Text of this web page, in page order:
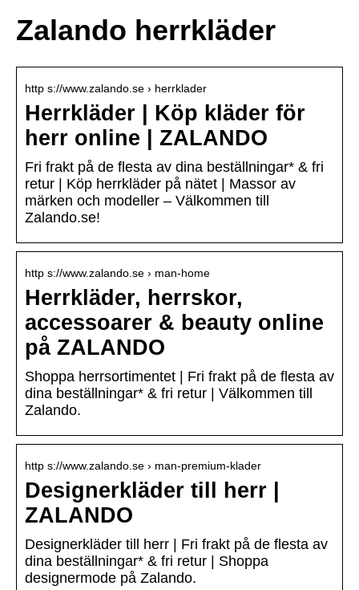
Zalando herrkläder
http s://www.zalando.se › herrklader
Herrkläder | Köp kläder för
herr online | ZALANDO
Fri frakt på de flesta av dina beställningar* & fri
retur | Köp herrkläder på nätet | Massor av
märken och modeller – Välkommen till
Zalando.se!
http s://www.zalando.se › man-home
Herrkläder, herrskor,
accessoarer & beauty online
på ZALANDO
Shoppa herrsortimentet | Fri frakt på de flesta av
dina beställningar* & fri retur | Välkommen till
Zalando.
http s://www.zalando.se › man-premium-klader
Designerkläder till herr |
ZALANDO
Designerkläder till herr | Fri frakt på de flesta av
dina beställningar* & fri retur | Shoppa
designermode på Zalando.